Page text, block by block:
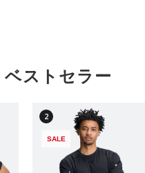
ベストセラー
2
SALE